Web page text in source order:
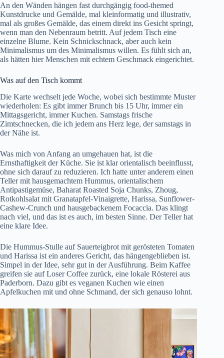
An den Wänden hängen fast durchgängig food-themed
Kunstdrucke und Gemälde, mal kleinformatig und illustrativ,
mal als großes Gemälde, das einem direkt ins Gesicht springt,
wenn man den Nebenraum betritt. Auf jedem Tisch eine
einzelne Blume. Kein Schnickschnack, aber auch kein
Minimalismus um des Minimalismus willen. Es fühlt sich an,
als hätten hier Menschen mit echtem Geschmack eingerichtet.
Was auf den Tisch kommt
Die Karte wechselt jede Woche, wobei sich bestimmte Muster
wiederholen: Es gibt immer Brunch bis 15 Uhr, immer ein
Mittagsgericht, immer Kuchen. Samstags frische
Zimtschnecken, die ich jedem ans Herz lege, der samstags in
der Nähe ist.
Was mich von Anfang an umgehauen hat, ist die
Ernsthaftigkeit der Küche. Sie ist klar orientalisch beeinflusst,
ohne sich darauf zu reduzieren. Ich hatte unter anderem einen
Teller mit hausgemachtem Hummus, orientalischem
Antipastigemüse, Baharat Roasted Soja Chunks, Zhoug,
Rotkohlsalat mit Granatapfel-Vinaigrette, Harissa, Sunflower-
Cashew-Crunch und hausgebackenem Focaccia. Das klingt
nach viel, und das ist es auch, im besten Sinne. Der Teller hat
eine klare Idee.
Die Hummus-Stulle auf Sauerteigbrot mit gerösteten Tomaten
und Harissa ist ein anderes Gericht, das hängengeblieben ist.
Simpel in der Idee, sehr gut in der Ausführung. Beim Kaffee
greifen sie auf Loser Coffee zurück, eine lokale Rösterei aus
Paderborn. Dazu gibt es veganen Kuchen wie einen
Apfelkuchen mit und ohne Schmand, der sich genauso lohnt.